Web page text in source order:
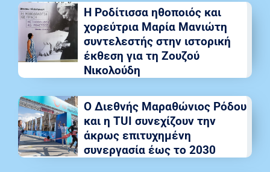
Η Ροδίτισσα ηθοποιός και
χορεύτρια Μαρία Μανιώτη
συντελεστής στην ιστορική
έκθεση για τη Ζουζού
Νικολούδη
Ο Διεθνής Μαραθώνιος Ρόδου
και η TUI συνεχίζουν την
άκρως επιτυχημένη
συνεργασία έως το 2030